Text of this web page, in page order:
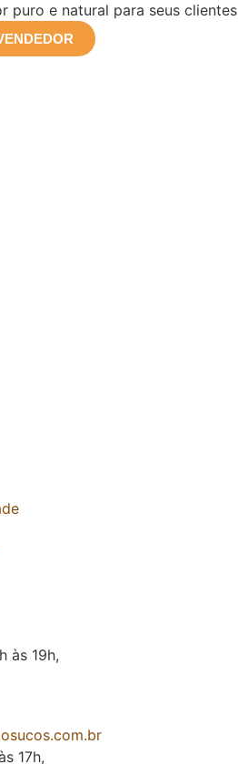
puro e natural para seus clientes
às 19h,
17h,